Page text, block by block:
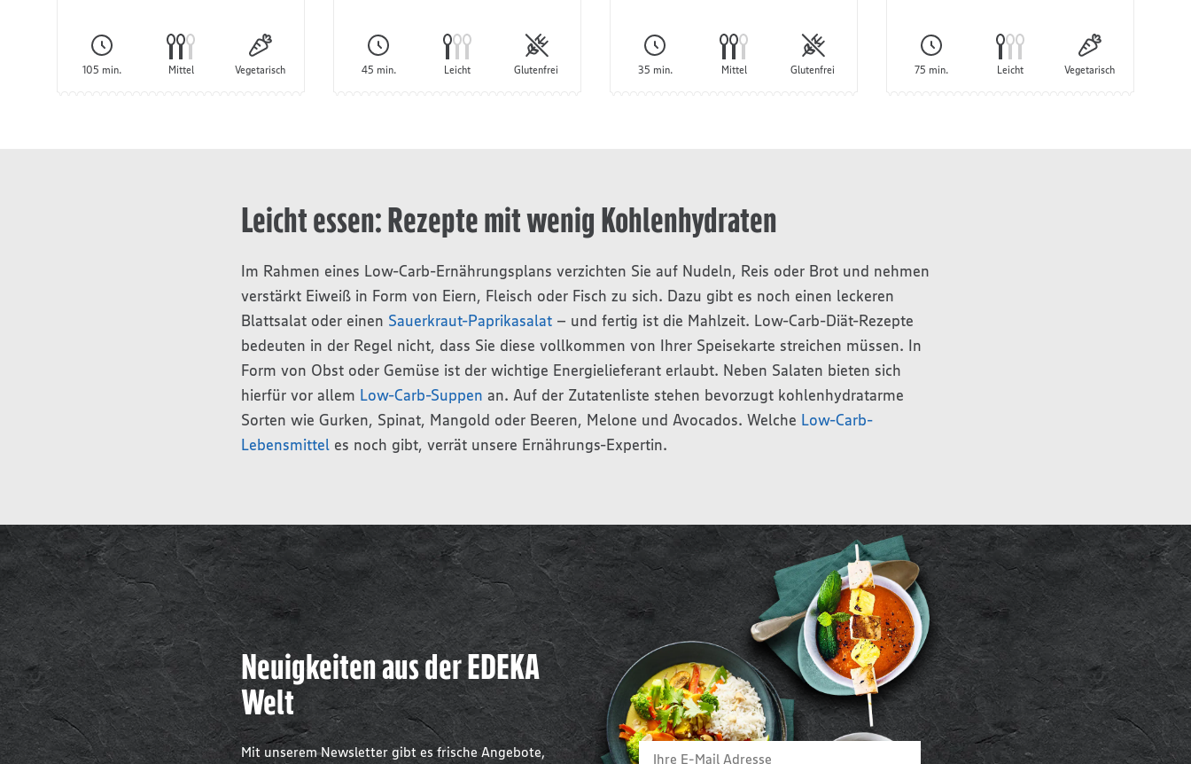
105 min. Mittel Vegetarisch 45 min. Leicht Glutenfrei 35 min. Mittel Glutenfrei 75 min. Leicht Vegetarisch
Leicht essen: Rezepte mit wenig Kohlenhydraten
Im Rahmen eines Low-Carb-Ernährungsplans verzichten Sie auf Nudeln, Reis oder Brot und nehmen
verstärkt Eiweiß in Form von Eiern, Fleisch oder Fisch zu sich. Dazu gibt es noch einen leckeren
Blattsalat oder einen Sauerkraut-Paprikasalat – und fertig ist die Mahlzeit. Low-Carb-Diät-Rezepte
bedeuten in der Regel nicht, dass Sie diese vollkommen von Ihrer Speisekarte streichen müssen. In
Form von Obst oder Gemüse ist der wichtige Energielieferant erlaubt. Neben Salaten bieten sich
hierfür vor allem Low-Carb-Suppen an. Auf der Zutatenliste stehen bevorzugt kohlenhydratarme
Sorten wie Gurken, Spinat, Mangold oder Beeren, Melone und Avocados. Welche Low-Carb-
Lebensmittel es noch gibt, verrät unsere Ernährungs-Expertin.
Neuigkeiten aus der EDEKA
Welt
Mit unserem Newsletter gibt es frische Angebote,